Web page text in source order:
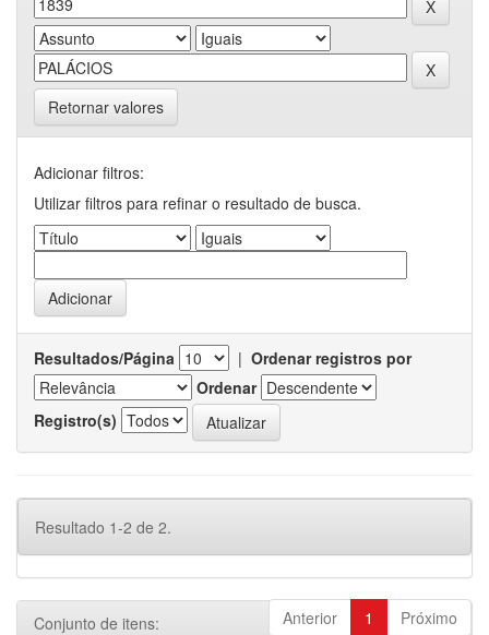
Retornar valores
Adicionar filtros:
Utilizar filtros para refinar o resultado de busca.
Resultados/Página | Ordenar registros por
Ordenar
Registro(s)
Resultado 1-2 de 2.
Anterior 1 Próximo
Conjunto de itens: